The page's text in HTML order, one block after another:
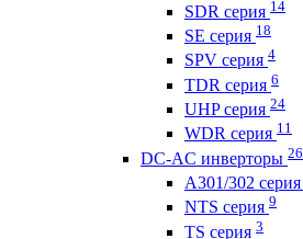
SDR серия 14
SE серия 18
SPV серия 4
TDR серия 6
UHP серия 24
WDR серия 11
DC-AC инверторы 26
A301/302 серия
NTS серия 9
TS серия 3